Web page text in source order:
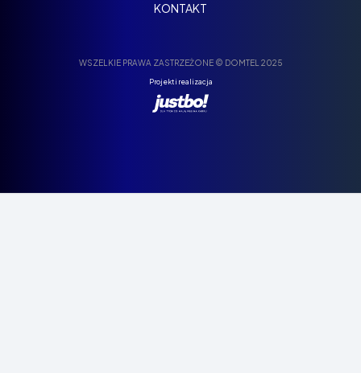
KONTAKT
WSZELKIE PRAWA ZASTRZEŻONE © DOMTEL 2025
Projekt i realizacja